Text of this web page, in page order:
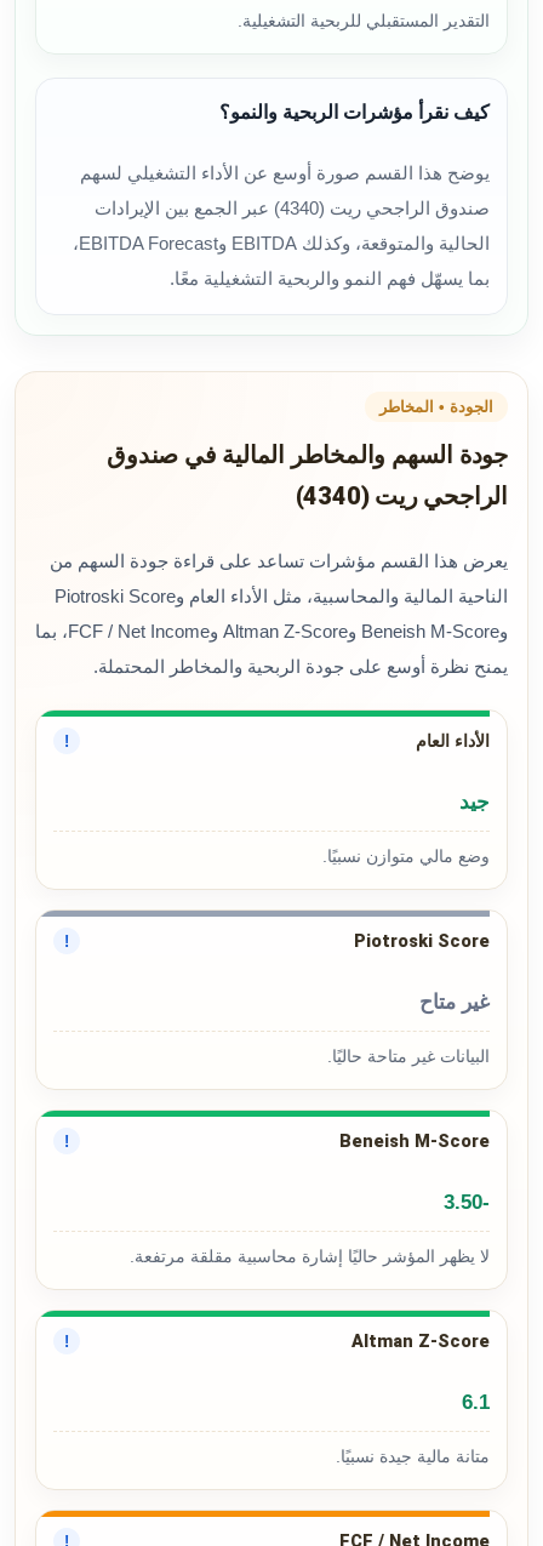
التقدير المستقبلي للربحية التشغيلية.
كيف نقرأ مؤشرات الربحية والنمو؟
يوضح هذا القسم صورة أوسع عن الأداء التشغيلي لسهم
صندوق الراجحي ريت (4340) عبر الجمع بين الإيرادات
الحالية والمتوقعة، وكذلك EBITDA وEBITDA Forecast،
بما يسهّل فهم النمو والربحية التشغيلية معًا.
الجودة • المخاطر
جودة السهم والمخاطر المالية في صندوق
الراجحي ريت (4340)
يعرض هذا القسم مؤشرات تساعد على قراءة جودة السهم من
الناحية المالية والمحاسبية، مثل الأداء العام وPiotroski Score
وBeneish M-Score وAltman Z-Score وFCF / Net Income، بما
يمنح نظرة أوسع على جودة الربحية والمخاطر المحتملة.
الأداء العام !
جيد
وضع مالي متوازن نسبيًا.
Piotroski Score
!
غير متاح
البيانات غير متاحة حاليًا.
Beneish M-Score
!
-3.50
لا يظهر المؤشر حاليًا إشارة محاسبية مقلقة مرتفعة.
Altman Z-Score
!
6.1
متانة مالية جيدة نسبيًا.
!